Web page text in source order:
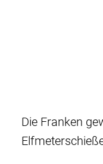
Die Franken